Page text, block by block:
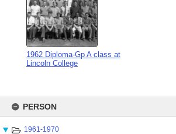
content
PERSON
1961-1970
1962 Diploma-Gp A class at
Lincoln College